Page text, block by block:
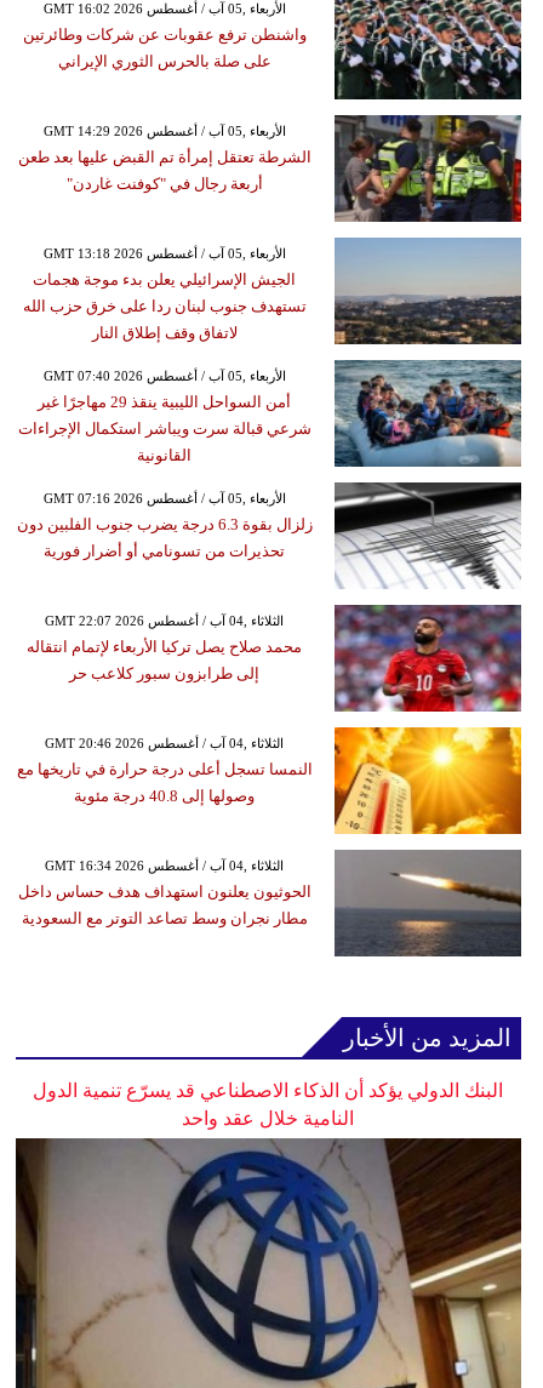
GMT 16:02 2026 الأربعاء ,05 آب / أغسطس
واشنطن ترفع عقوبات عن شركات وطائرتين
على صلة بالحرس الثوري الإيراني
GMT 14:29 2026 الأربعاء ,05 آب / أغسطس
الشرطة تعتقل إمرأة تم القبض عليها بعد طعن
أربعة رجال في "كوفنت غاردن"
GMT 13:18 2026 الأربعاء ,05 آب / أغسطس
الجيش الإسرائيلي يعلن بدء موجة هجمات
تستهدف جنوب لبنان ردا على خرق حزب الله
لاتفاق وقف إطلاق النار
GMT 07:40 2026 الأربعاء ,05 آب / أغسطس
أمن السواحل الليبية ينقذ 29 مهاجرًا غير
شرعي قبالة سرت ويباشر استكمال الإجراءات
القانونية
GMT 07:16 2026 الأربعاء ,05 آب / أغسطس
زلزال بقوة 6.3 درجة يضرب جنوب الفلبين دون
تحذيرات من تسونامي أو أضرار فورية
GMT 22:07 2026 الثلاثاء ,04 آب / أغسطس
محمد صلاح يصل تركيا الأربعاء لإتمام انتقاله
إلى طرابزون سبور كلاعب حر
GMT 20:46 2026 الثلاثاء ,04 آب / أغسطس
النمسا تسجل أعلى درجة حرارة في تاريخها مع
وصولها إلى 40.8 درجة مئوية
GMT 16:34 2026 الثلاثاء ,04 آب / أغسطس
الحوثيون يعلنون استهداف هدف حساس داخل
مطار نجران وسط تصاعد التوتر مع السعودية
المزيد من الأخبار
البنك الدولي يؤكد أن الذكاء الاصطناعي قد يسرّع تنمية الدول
النامية خلال عقد واحد